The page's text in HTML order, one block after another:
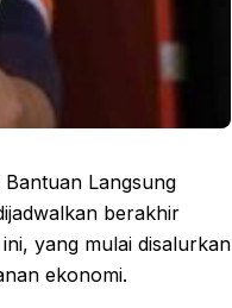
Langsung
berakhir
yang mulai disalurkan
ekonomi.